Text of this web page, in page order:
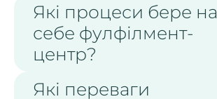
Які процеси бере на
себе фулфілмент-
центр?
Які переваги